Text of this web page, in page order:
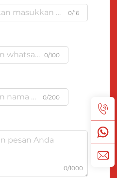
0/16
0/100
0/200
0/1000